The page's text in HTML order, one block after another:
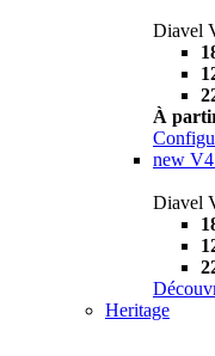
Diavel
À
new
Diavel
Heritage